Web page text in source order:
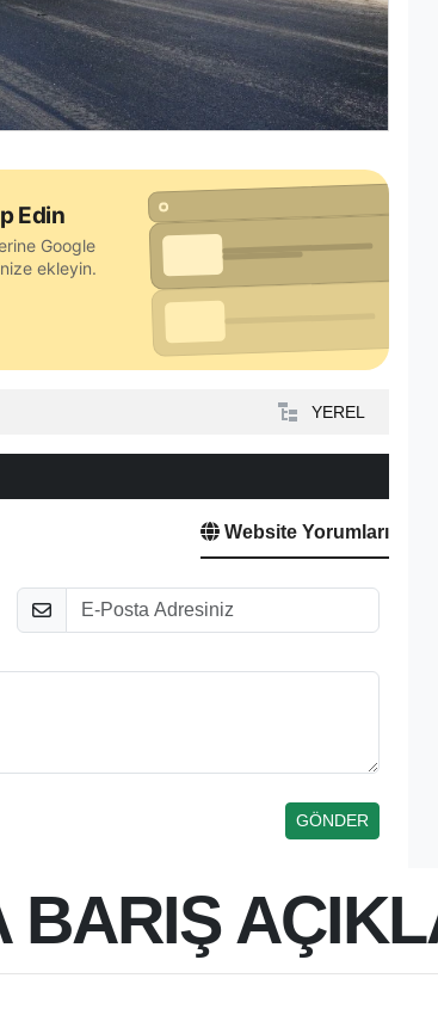
Edin
Google
ekleyin.
YEREL
Website Yorumları
E-Posta
BARIŞ